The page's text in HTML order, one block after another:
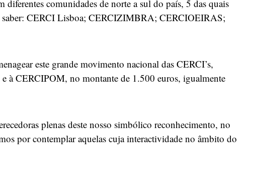
comunidades de norte a sul do país, 5 das quais
saber: CERCI Lisboa; CERCIZIMBRA; CERCIOEIRAS;
este grande movimento nacional das CERCI’s,
à CERCIPOM, no montante de 1.500 euros, igualmente
plenas deste nosso simbólico reconhecimento, no
por contemplar aquelas cuja interactividade no âmbito do